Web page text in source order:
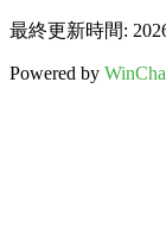
最終更新時間:
Powered by